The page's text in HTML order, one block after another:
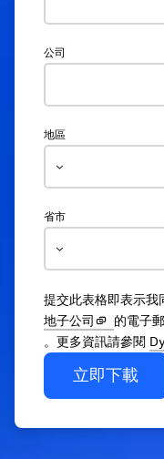
公司
地區
省市
提交此表格即表示我
地子公司
的電子
。更多資訊請參閱
立即下載